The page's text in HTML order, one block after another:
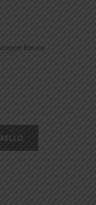
Bassa